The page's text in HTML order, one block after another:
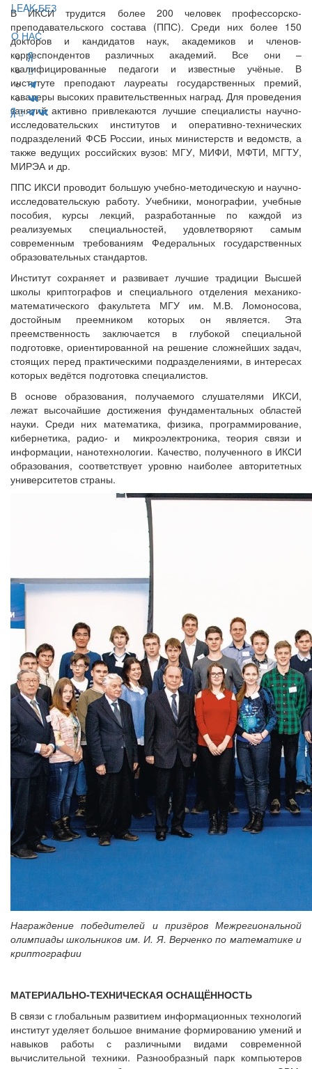
LEAK-БЕЗ
О НАС
В ИКСИ трудится более 200 человек профессорско-
преподавательского состава (ППС). Среди них более 150
докторов и кандидатов наук, академиков и членов-
корреспондентов различных академий. Все они –
квалифицированные педагоги и известные учёные. В
институте преподают лауреаты государственных премий,
кавалеры высоких правительственных наград. Для проведения
занятий активно привлекаются лучшие специалисты научно-
исследовательских институтов и оперативно-технических
подразделений ФСБ России, иных министерств и ведомств, а
также ведущих российских вузов: МГУ, МИФИ, МФТИ, МГТУ,
МИРЭА и др.
ППС ИКСИ проводит большую учебно-методическую и научно-
исследовательскую работу. Учебники, монографии, учебные
пособия, курсы лекций, разработанные по каждой из
реализуемых специальностей, удовлетворяют самым
современным требованиям Федеральных государственных
образовательных стандартов.
Институт сохраняет и развивает лучшие традиции Высшей
школы криптографов и специального отделения механико-
математического факультета МГУ им. М.В. Ломоносова,
достойным преемником которых он является. Эта
преемственность заключается в глубокой специальной
подготовке, ориентированной на решение сложнейших задач,
стоящих перед практическими подразделениями, в интересах
которых ведётся подготовка специалистов.
В основе образования, получаемого слушателями ИКСИ,
лежат высочайшие достижения фундаментальных областей
науки. Среди них математика, физика, программирование,
кибернетика, радио- и микроэлектроника, теория связи и
информации, нанотехнологии. Качество, полученного в ИКСИ
образования, соответствует уровню наиболее авторитетных
университетов страны.
Награждение победителей и призёров Межрегиональной
олимпиады школьников им. И. Я. Верченко по математике и
криптографии
МАТЕРИАЛЬНО-ТЕХНИЧЕСКАЯ ОСНАЩЁННОСТЬ
В связи с глобальным развитием информационных технологий
институт уделяет большое внимание формированию умений и
навыков работы с различными видами современной
вычислительной техники. Разнообразный парк компьютеров